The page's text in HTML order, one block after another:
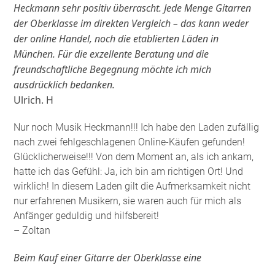
Heckmann sehr positiv überrascht. Jede Menge Gitarren
der Oberklasse im direkten Vergleich – das kann weder
der online Handel, noch die etablierten Läden in
München. Für die exzellente Beratung und die
freundschaftliche Begegnung möchte ich mich
ausdrücklich bedanken.
Ulrich. H
Nur noch Musik Heckmann!!! Ich habe den Laden zufällig
nach zwei fehlgeschlagenen Online-Käufen gefunden!
Glücklicherweise!!! Von dem Moment an, als ich ankam,
hatte ich das Gefühl: Ja, ich bin am richtigen Ort! Und
wirklich! In diesem Laden gilt die Aufmerksamkeit nicht
nur erfahrenen Musikern, sie waren auch für mich als
Anfänger geduldig und hilfsbereit!
– Zoltan
Beim Kauf einer Gitarre der Oberklasse eine